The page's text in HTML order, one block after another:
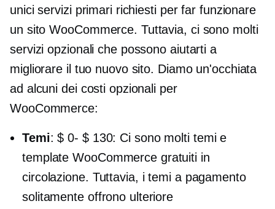
unici servizi primari richiesti per far funzionare
un sito WooCommerce. Tuttavia, ci sono molti
servizi opzionali che possono aiutarti a
migliorare il tuo nuovo sito. Diamo un'occhiata
ad alcuni dei costi opzionali per
WooCommerce:
Temi:$ 0- $ 130: Ci sono molti temi e
template WooCommerce gratuiti in
circolazione. Tuttavia, i temi a pagamento
solitamente offrono ulteriore